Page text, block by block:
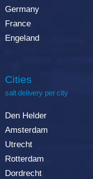
Germany
France
Engeland
Cities
salt delivery per city
Den Helder
Amsterdam
Utrecht
Rotterdam
Dordrecht